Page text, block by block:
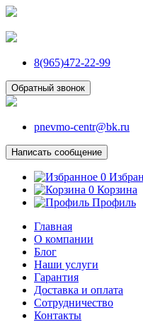
8(965)472-22-99
Обратный звонок
pnevmo-centr@bk.ru
Написать сообщение
0
0 Корзина
Профиль
Главная
О компании
Блог
Наши услуги
Гарантия
Доставка и оплата
Сотрудничество
Контакты